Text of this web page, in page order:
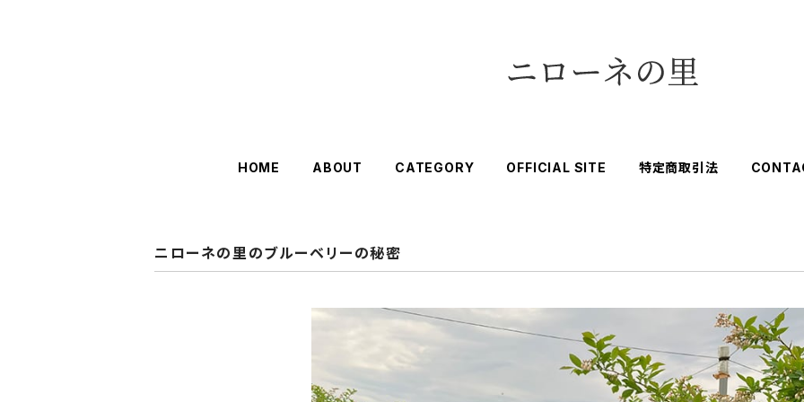
HOME ABOUT CATEGORY OFFICIAL SITE 特定商取引法
ニローネの里のブルーベリーの秘密